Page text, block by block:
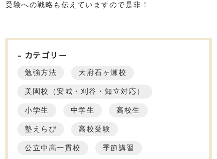
受験への戦略も伝えていますので是非！
カテゴリー
勉強方法 大府石ヶ瀬校
美園校（安城・刈谷・知立対応）
小学生 中学生 高校生
塾えらび 高校受験
公立中高一貫校 季節講習